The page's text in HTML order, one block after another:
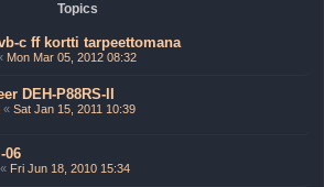
Topics
c ff kortti tarpeettomana
Mon Mar 05, 2012 08:32
DEH-P88RS-II
« Sat Jan 15, 2011 10:39
06
« Fri Jun 18, 2010 15:34